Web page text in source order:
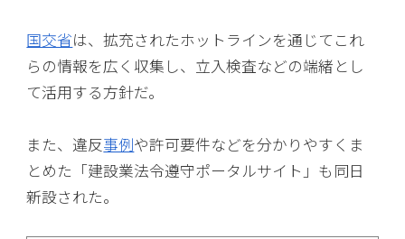
国交省は、拡充されたホットラインを通じてこれ
らの情報を広く収集し、立入検査などの端緒とし
て活用する方針だ。
また、違反事例や許可要件などを分かりやすくま
とめた「建設業法令遵守ポータルサイト」も同日
新設された。